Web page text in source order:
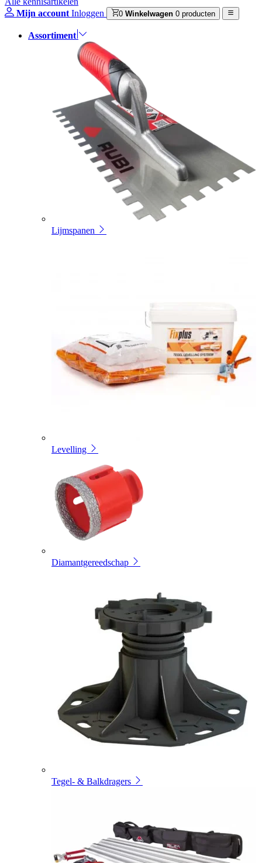
Mijn account Inloggen 0 Winkelwagen 0 producten
Assortiment
Lijmspanen
Levelling
Diamantgereedschap
Tegel- & Balkdragers